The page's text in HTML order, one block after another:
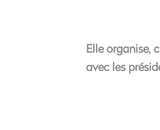
Elle organise,
avec les